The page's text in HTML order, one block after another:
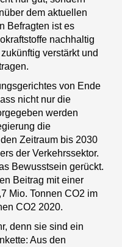
dem aktuellen
Befragten ist es
nachhaltig
verstärkt und
von Ende
nicht nur die
werden
die
Zeitraum bis 2030
der Verkehrssektor.
Bewusstsein gerückt.
Beitrag mit einer
Mio. Tonnen CO2 im
CO2 2020.
denn sie sind ein
Aus den